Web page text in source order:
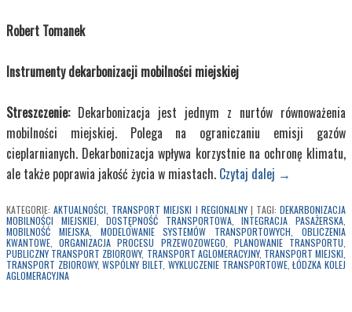
Robert Tomanek
Instrumenty dekarbonizacji mobilności miejskiej
Streszczenie:Dekarbonizacja jest jednym z nurtów równoważenia
mobilności miejskiej. Polega na ograniczaniu emisji gazów
cieplarnianych. Dekarbonizacja wpływa korzystnie na ochronę klimatu,
ale także poprawia jakość życia w miastach. Czytaj dalej →
KATEGORIE: AKTUALNOŚCI TRANSPORT MIEJSKI I REGIONALNY | TAGI: DEKARBONIZACJA
MOBILNOŚCI MIEJSKIEJ ,DOSTĘPNOŚĆ TRANSPORTOWA,INTEGRACJA PASAŻERSKA
MOBILNOŚĆ MIEJSKA, MODELOWANIE SYSTEMÓW TRANSPORTOWYCH ,OBLICZENIA
KWANTOWE ,ORGANIZACJA PROCESU PRZEWOZOWEGO PLANOWANIE TRANSPORTU
PUBLICZNY TRANSPORT ZBIOROWY, TRANSPORT AGLOMERACYJNY, TRANSPORT MIEJSKI
TRANSPORT ZBIOROWY,WSPÓLNY BILET WYKLUCZENIE TRANSPORTOWE,ŁÓDZKA KOLEJ
AGLOMERACYJNA